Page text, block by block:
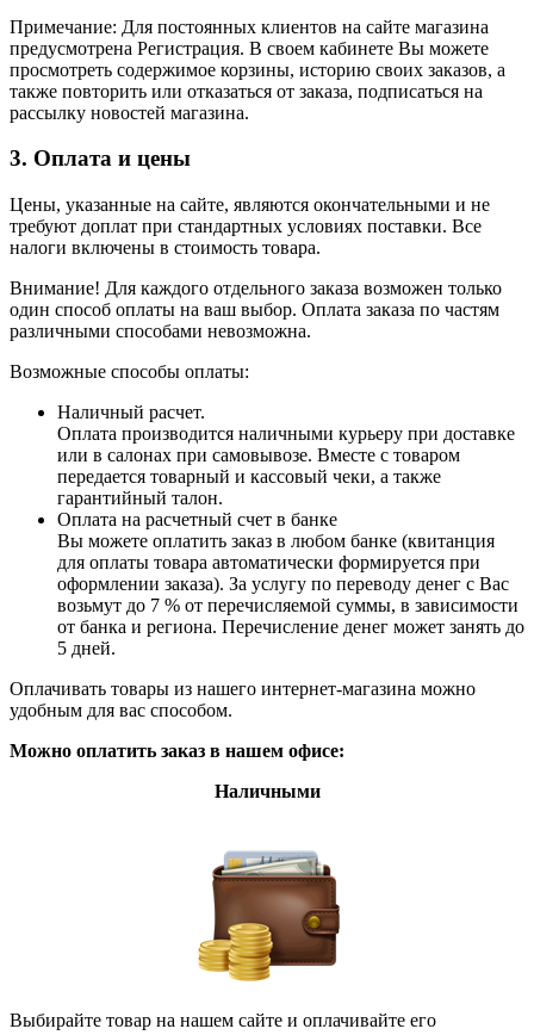
Примечание: Для постоянных клиентов на сайте магазина
предусмотрена Регистрация. В своем кабинете Вы можете
просмотреть содержимое корзины, историю своих заказов, а
также повторить или отказаться от заказа, подписаться на
рассылку новостей магазина.
3. Оплата и цены
Цены, указанные на сайте, являются окончательными и не
требуют доплат при стандартных условиях поставки. Все
налоги включены в стоимость товара.
Внимание! Для каждого отдельного заказа возможен только
один способ оплаты на ваш выбор. Оплата заказа по частям
различными способами невозможна.
Возможные способы оплаты:
Наличный расчет.
Оплата производится наличными курьеру при доставке
или в салонах при самовывозе. Вместе с товаром
передается товарный и кассовый чеки, а также
гарантийный талон.
Оплата на расчетный счет в банке
Вы можете оплатить заказ в любом банке (квитанция
для оплаты товара автоматически формируется при
оформлении заказа). За услугу по переводу денег с Вас
возьмут до 7 % от перечисляемой суммы, в зависимости
от банка и региона. Перечисление денег может занять до
5 дней.
Оплачивать товары из нашего интернет-магазина можно
удобным для вас способом.
Можно оплатить заказ в нашем офисе:
Наличными
Выбирайте товар на нашем сайте и оплачивайте его